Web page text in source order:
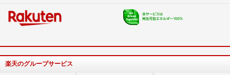
楽天のグループサービス